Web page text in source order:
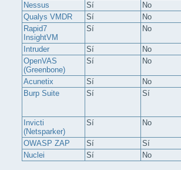
Nessus Sí No
Qualys VMDR
Sí No
Rapid7
InsightVM
Sí No
Intruder Sí No
OpenVAS
(Greenbone)
Sí No
Acunetix Sí No
Burp Suite
Sí Sí
Invicti
(Netsparker)
Sí No
OWASP ZAP Sí Sí
Nuclei
Sí No